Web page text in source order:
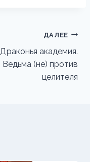
ДАЛЕЕ
Драконья академия.
Ведьма (не) против
целителя